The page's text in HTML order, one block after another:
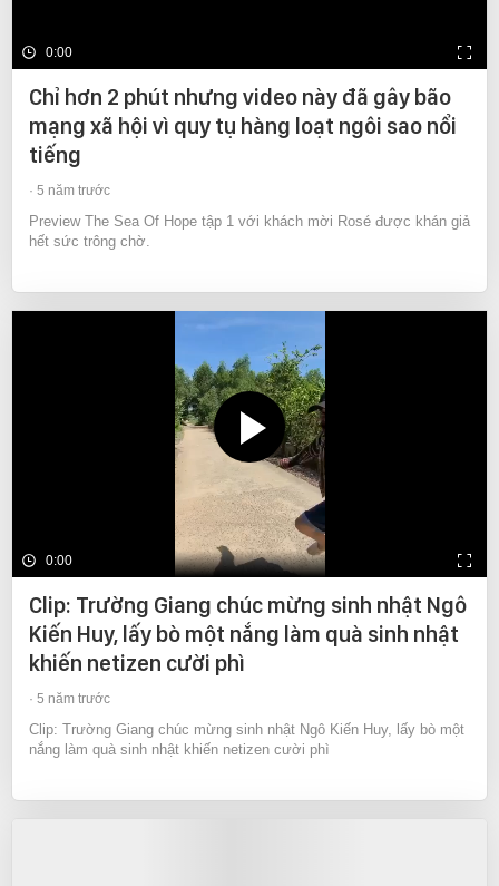
0:00
Chỉ hơn 2 phút nhưng video này đã gây bão
mạng xã hội vì quy tụ hàng loạt ngôi sao nổi
tiếng
5 năm trước
Preview The Sea Of Hope tập 1 với khách mời Rosé được khán giả
hết sức trông chờ.
0:00
Clip: Trường Giang chúc mừng sinh nhật Ngô
Kiến Huy, lấy bò một nắng làm quà sinh nhật
khiến netizen cười phì
5 năm trước
Clip: Trường Giang chúc mừng sinh nhật Ngô Kiến Huy, lấy bò một
nắng làm quà sinh nhật khiến netizen cười phì